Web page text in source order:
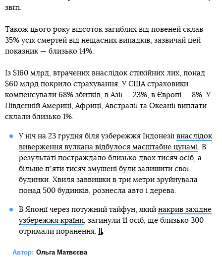
звіті.
Також цього року відсоток загиблих від повеней склав
35% усіх смертей від нещасних випадків, зазвичай цей
показник — близько 14%.
Із $160 млрд, втрачених внаслідок стихійних лих, понад
$60 млрд покрило страхування. У США страховики
компенсували 68% збитків, в Азії — 23%, в Європі — 8%. У
Південній Америці, Африці, Австралії та Океанії виплати
склали близько 1%.
У ніч на 23 грудня біля узбережжя Індонезії внаслідок
виверження вулкана відбулося масштабне цунамі. В
результаті постраждало близько двох тисяч осіб, а
більше пʼяти тисяч змушені були залишити свої
будинки. Хвиля заввишки в три метри зруйнувала
понад 500 будинків, рознесла авто і дерева.
В Японії через потужний тайфун, який накрив західне
узбережжя країни, загинули 11 осіб, ще близько 300
отримали поранення.
Автор: Ольга Матвєєва